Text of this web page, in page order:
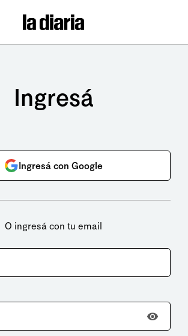
Ingresá
Ingresá con Google
O ingresá con tu email